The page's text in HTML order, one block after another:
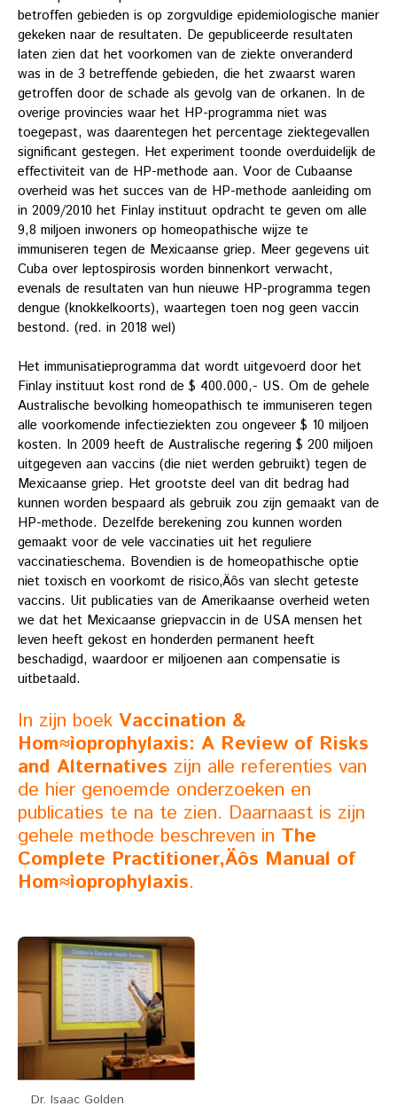
betroffen gebieden is op zorgvuldige epidemiologische manier
gekeken naar de resultaten. De gepubliceerde resultaten
laten zien dat het voorkomen van de ziekte onveranderd
was in de 3 betreffende gebieden, die het zwaarst waren
getroffen door de schade als gevolg van de orkanen. In de
overige provincies waar het HP-programma niet was
toegepast, was daarentegen het percentage ziektegevallen
significant gestegen. Het experiment toonde overduidelijk de
effectiviteit van de HP-methode aan. Voor de Cubaanse
overheid was het succes van de HP-methode aanleiding om
in 2009/2010 het Finlay instituut opdracht te geven om alle
9,8 miljoen inwoners op homeopathische wijze te
immuniseren tegen de Mexicaanse griep. Meer gegevens uit
Cuba over leptospirosis worden binnenkort verwacht,
evenals de resultaten van hun nieuwe HP-programma tegen
dengue (knokkelkoorts), waartegen toen nog geen vaccin
bestond. (red. in 2018 wel)
Het immunisatieprogramma dat wordt uitgevoerd door het
Finlay instituut kost rond de $ 400.000,- US. Om de gehele
Australische bevolking homeopathisch te immuniseren tegen
alle voorkomende infectieziekten zou ongeveer $ 10 miljoen
kosten. In 2009 heeft de Australische regering $ 200 miljoen
uitgegeven aan vaccins (die niet werden gebruikt) tegen de
Mexicaanse griep. Het grootste deel van dit bedrag had
kunnen worden bespaard als gebruik zou zijn gemaakt van de
HP-methode. Dezelfde berekening zou kunnen worden
gemaakt voor de vele vaccinaties uit het reguliere
vaccinatieschema. Bovendien is de homeopathische optie
niet toxisch en voorkomt de risico‚Äôs van slecht geteste
vaccins. Uit publicaties van de Amerikaanse overheid weten
we dat het Mexicaanse griepvaccin in de USA mensen het
leven heeft gekost en honderden permanent heeft
beschadigd, waardoor er miljoenen aan compensatie is
uitbetaald.
In zijn boek Vaccination &
Hom≈ìoprophylaxis: A Review of Risks
and Alternatives zijn alle referenties van
de hier genoemde onderzoeken en
publicaties te na te zien. Daarnaast is zijn
gehele methode beschreven in The
Complete Practitioner‚Äôs Manual of
Hom≈ìoprophylaxis.
Dr. Isaac Golden